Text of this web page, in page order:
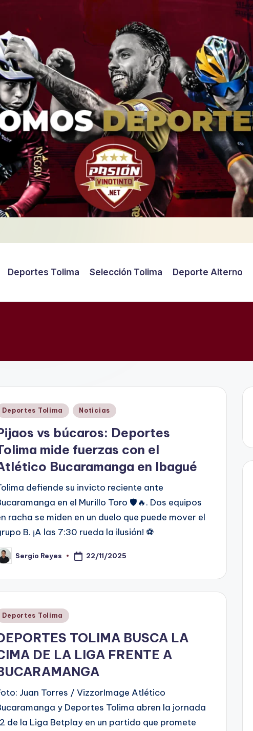
Deportes Tolima Selección Tolima Deporte Alterno
Deportes Tolima Noticias
vs búcaros: Deportes
mide fuerzas con el
Bucaramanga en Ibagué
defiende su invicto reciente ante
en el Murillo Toro 🛡️🔥. Dos equipos
racha se miden en un duelo que puede mover el
B. ¡A las 7:30 rueda la ilusión! ⚽
Sergio Reyes 22/11/2025
Deportes Tolima
TOLIMA BUSCA LA
DE LA LIGA FRENTE A
Juan Torres / VizzorImage Atlético
y Deportes Tolima abren la jornada
de la Liga Betplay en un partido que promete